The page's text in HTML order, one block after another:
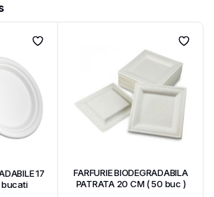
17
bucati
FARFURIE BIODEGRADABILA
PATRATA 20 CM ( 50 buc )